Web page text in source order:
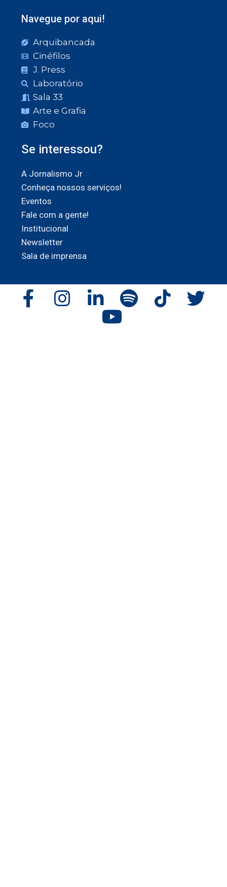
Navegue por aqui!
Arquibancada
Cinéfilos
J. Press
Laboratório
Sala 33
Arte e Grafia
Foco
Se interessou?
A Jornalismo Jr
Conheça nossos serviços!
Eventos
Fale com a gente!
Institucional
Newsletter
Sala de imprensa